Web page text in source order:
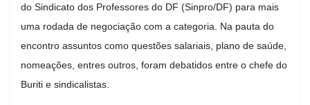
do Sindicato dos Professores do DF (Sinpro/DF) para mais
uma rodada de negociação com a categoria. Na pauta do
encontro assuntos como questões salariais, plano de saúde,
nomeações, entres outros, foram debatidos entre o chefe do
Buriti e sindicalistas.